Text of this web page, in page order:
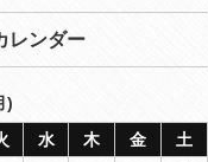
レンダー
)
水 木 金
土